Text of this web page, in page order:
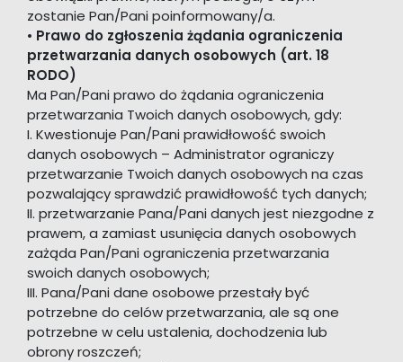
zostanie Pan/Pani poinformowany/a.
• Prawo do zgłoszenia żądania ograniczenia
przetwarzania danych osobowych (art. 18
RODO)
Ma Pan/Pani prawo do żądania ograniczenia
przetwarzania Twoich danych osobowych, gdy:
I. Kwestionuje Pan/Pani prawidłowość swoich
danych osobowych – Administrator ograniczy
przetwarzanie Twoich danych osobowych na czas
pozwalający sprawdzić prawidłowość tych danych;
II. przetwarzanie Pana/Pani danych jest niezgodne z
prawem, a zamiast usunięcia danych osobowych
zażąda Pan/Pani ograniczenia przetwarzania
swoich danych osobowych;
III. Pana/Pani dane osobowe przestały być
potrzebne do celów przetwarzania, ale są one
potrzebne w celu ustalenia, dochodzenia lub
obrony roszczeń;